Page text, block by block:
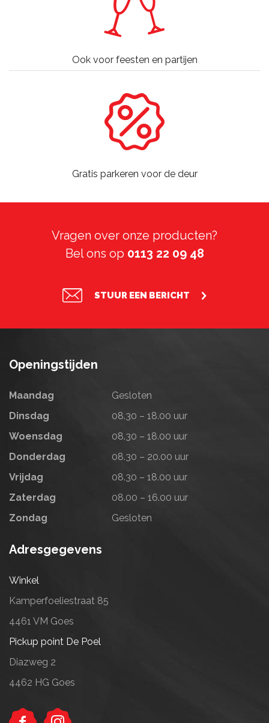
Ook voor feesten en partijen
Gratis parkeren voor de deur
Vragen over onze producten?
Bel ons op 0113 22 09 48
STUUR EEN BERICHT
Openingstijden
Maandag
Gesloten
Dinsdag
08.30 – 18.00 uur
Woensdag
08.30 – 18.00 uur
Donderdag
08.30 – 20.00 uur
Vrijdag
08.30 – 18.00 uur
Zaterdag
08.00 – 16.00 uur
Zondag
Gesloten
Adresgegevens
Winkel
Kamperfoeliestraat 85
4461 VM Goes
Pickup point De Poel
Diazweg 2
4462 HG Goes